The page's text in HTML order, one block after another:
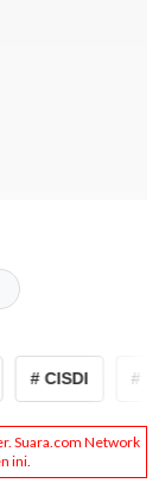
# CISDI # kpai